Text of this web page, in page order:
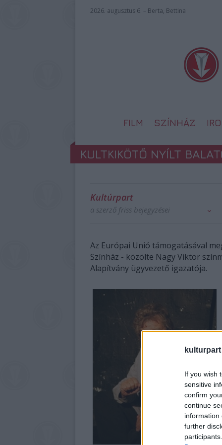
kulturpart
If you wish
sensitive
confirm
continue
information
further
2026. augusztus 6. – Berta, Bettina
FILM SZÍNHÁZ
KULTKIKÖTŐ NYÍLT
Kultúrpart
a szerző friss bejegyzései
Az Európai Unió támogatásával
Színház - közölte Nagy Viktor
Alapítvány ügyvezető igazatója.